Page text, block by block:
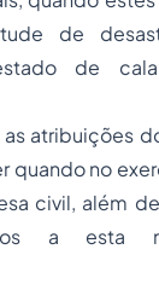
de
de
atribuições
quando no
civil, além
a esta